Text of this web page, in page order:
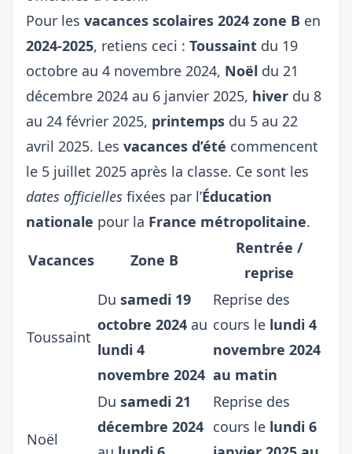
Pour les vacances scolaires 2024 zone B en
2024-2025, retiens ceci : Toussaint du 19
octobre au 4 novembre 2024, Noël du 21
décembre 2024 au 6 janvier 2025, hiver du 8
au 24 février 2025, printemps du 5 au 22
avril 2025. Les vacances d’été commencent
le 5 juillet 2025 après la classe. Ce sont les
dates officielles fixées par l’Éducation
nationale pour la France métropolitaine.
Vacances Zone B
Rentrée /
reprise
Toussaint
Du samedi 19
octobre 2024 au
lundi 4
novembre 2024
Reprise des
cours le lundi 4
novembre 2024
au matin
Noël
Du samedi 21
décembre 2024
Reprise des
cours le lundi 6